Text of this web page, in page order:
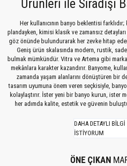
3.591,47 TL
Ürünleri ile Sıradışı
Her kullanıcının banyo beklentisi
plandayken, kimisi klasik ve zamansız
göz önünde bulundurarak her zevke hitap
Geniş ürün skalasında modern, rustik,
bulmak mümkündür. Vitra ve Artema gibi
mekânlara karakter kazandırır. Banyome,
zamanda yaşam alanlarını dönüştüren bir
tasarım uyumuna önem veren seçkisiyle,
kolaylaştırır. İster yeni bir banyo kurun, ister
her adımda kalite, estetik ve güvenin
DAHA DETAYLI BİLGİ
İSTİYORUM
ÖNE ÇIKAN